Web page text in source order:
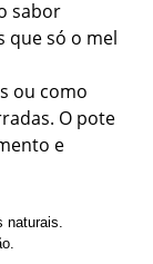
sabor
que só o mel
ou como
O pote
e
naturais.